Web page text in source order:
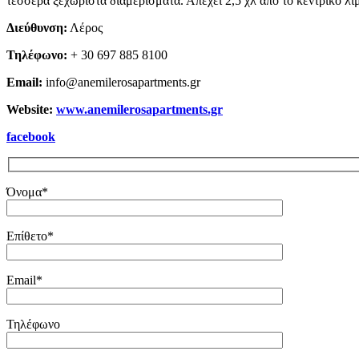
Διεύθυνση: Λέρος
Τηλέφωνο: + 30 697 885 8100
Email: info@anemilerosapartments.gr
Website: www.anemilerosapartments.gr
facebook
Όνομα*
Επίθετο*
Email*
Τηλέφωνο